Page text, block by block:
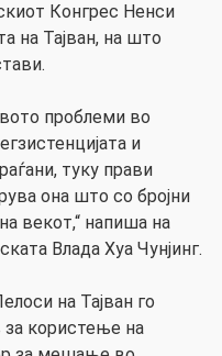
Конгрес Ненси
на Тајван, на што
проблеми во
и
туку прави
она што со бројни
векот,“ напиша на
Влада Хуа Чунјинг.
на Тајван го
користење на